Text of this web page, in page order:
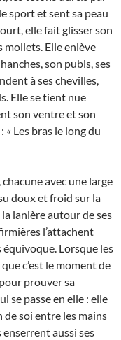
sport et sent sa peau
elle fait glisser son
mollets. Elle enlève
son pubis, ses
à ses chevilles,
Elle se tient nue
son ventre et son
Les bras le long du
avec une large
doux et froid sur la
lanière autour de ses
l’attachent
Lorsque les
c’est le moment de
prouver sa
se passe en elle : elle
de soi entre les mains
aussi ses